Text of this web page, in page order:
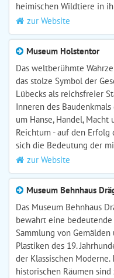
heimischen Wildtiere in
zur Website
Museum Holstentor
Das weltberühmte
das stolze Symbol der
Lübecks als reichsfreier
Inneren des
um Hanse, Handel, Macht
Reichtum - auf den
sich die Bedeutung der
zur Website
Museum Behnhaus
Das Museum Behnhaus
bewahrt eine bedeutende
Sammlung von Gemälden
Plastiken des 19.
der Klassischen Moderne.
historischen Räumen